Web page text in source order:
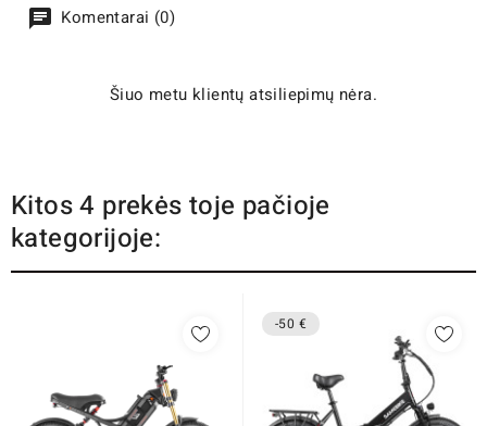
Komentarai (0)
Šiuo metu klientų atsiliepimų nėra.
Kitos 4 prekės toje pačioje
kategorijoje:
-50 €